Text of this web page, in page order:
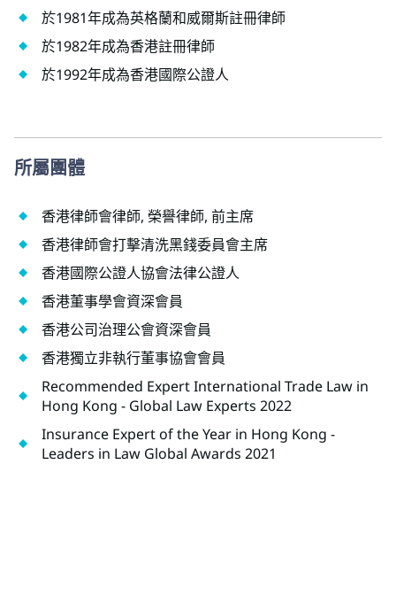
於1981年成為英格蘭和威爾斯註冊律師
於1982年成為香港註冊律師
於1992年成為香港國際公證人
所屬團體
香港律師會律師, 榮譽律師, 前主席
香港律師會打擊清洗黑錢委員會主席
香港國際公證人協會法律公證人
香港董事學會資深會員
香港公司治理公會資深會員
香港獨立非執行董事協會會員
Recommended Expert International Trade Law in
Hong Kong - Global Law Experts 2022
Insurance Expert of the Year in Hong Kong -
Leaders in Law Global Awards 2021